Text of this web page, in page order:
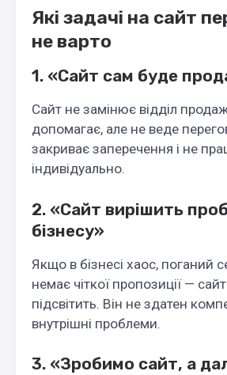
Які задачі на сайт
не варто
1. «Сайт сам буде
Сайт не замінює відділ
допомагає, але не веде
закриває заперечення і не
індивідуально.
2. «Сайт вирішить
бізнесу»
Якщо в бізнесі хаос, поганий
немає чіткої пропозиції —
підсвітить. Він не здатен
внутрішні проблеми.
3. «Зробимо сайт, а